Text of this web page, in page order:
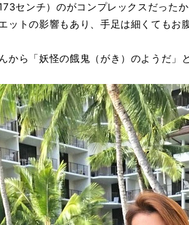
センチ）のがコンプレックスだった
ットの影響もあり、手足は細くてもお
から「妖怪の餓鬼（がき）のようだ」